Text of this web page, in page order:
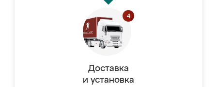
Доставка
и установка